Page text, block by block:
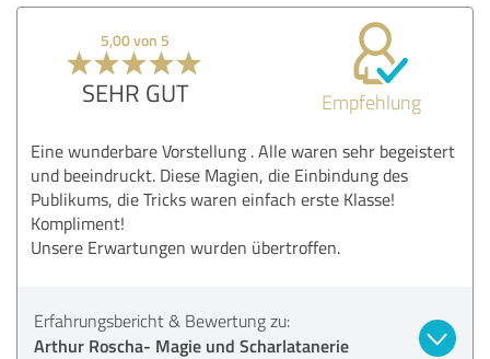
5,00 von 5
SEHR GUT Empfehlung
Eine wunderbare Vorstellung . Alle waren sehr begeistert
und beeindruckt. Diese Magien, die Einbindung des
Publikums, die Tricks waren einfach erste Klasse!
Kompliment!
Unsere Erwartungen wurden übertroffen.
Erfahrungsbericht & Bewertung zu:
Arthur Roscha- Magie und Scharlatanerie